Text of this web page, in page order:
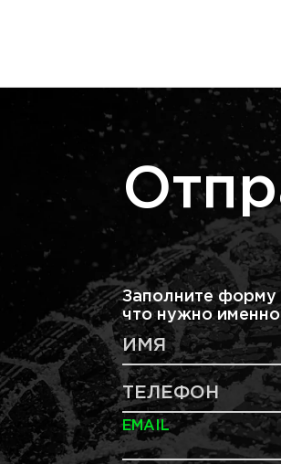
Заполните
что нужно
ИМЯ
ТЕЛЕФОН
EMAIL